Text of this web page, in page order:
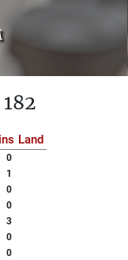
Land
0
1
0
0
3
0
0